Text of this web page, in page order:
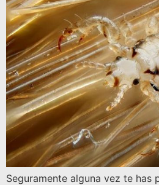
Seguramente alguna vez te has